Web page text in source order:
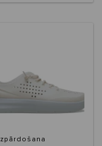
Izpārdošana